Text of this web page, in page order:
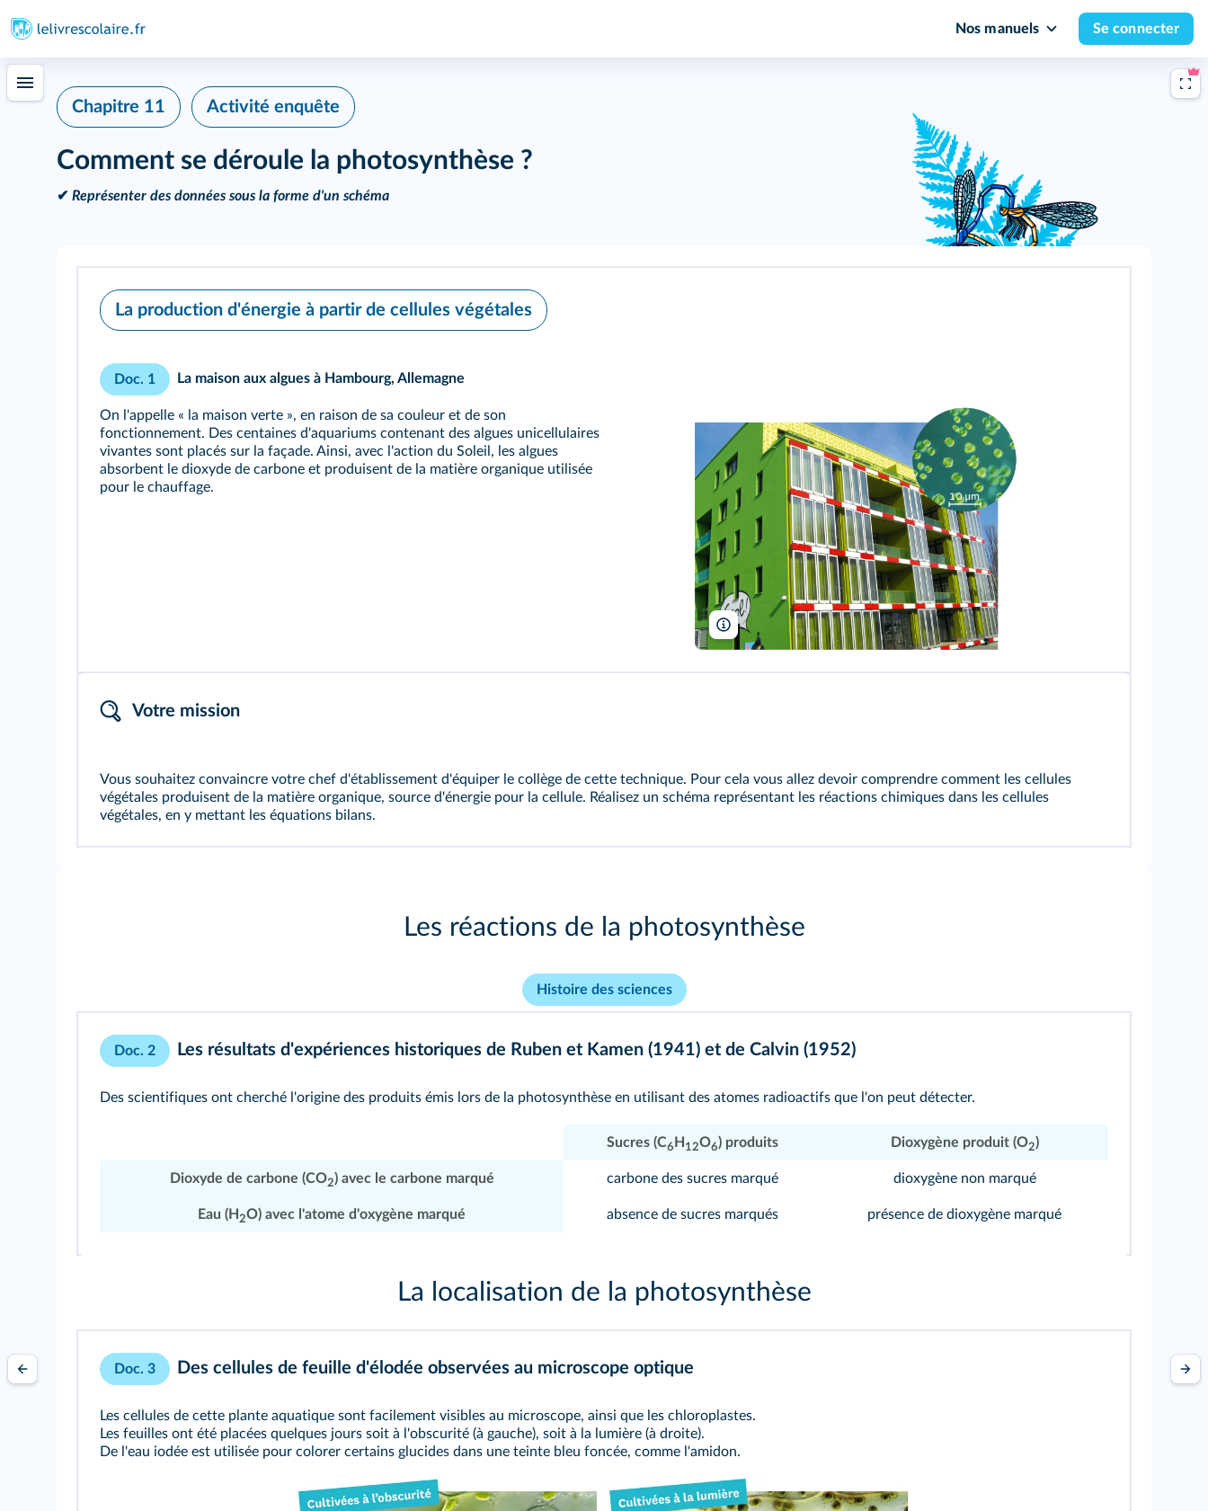
Nos manuels Se connecter
Chapitre 11 Activité enquête
Comment se déroule la photosynthèse ?
✔ Représenter des données sous la forme d'un schéma
La production d'énergie à partir de cellules végétales
Doc. 1 La maison aux algues à Hambourg, Allemagne
On l'appelle « la maison verte », en raison de sa couleur et de son
fonctionnement. Des centaines d'aquariums contenant des algues unicellulaires
vivantes sont placés sur la façade. Ainsi, avec l'action du Soleil, les algues
absorbent le dioxyde de carbone et produisent de la matière organique utilisée
pour le chauffage.
Gerhard kemme/Wikimedia ; Biosphoto/Sinclair Stammers/Science Photo Library
Votre mission
Vous souhaitez convaincre votre chef d'établissement d'équiper le collège de cette technique. Pour cela vous allez devoir comprendre comment les cellules
végétales produisent de la matière organique, source d'énergie pour la cellule. Réalisez un schéma représentant les réactions chimiques dans les cellules
végétales, en y mettant les équations bilans.
Les réactions de la photosynthèse
Histoire des sciences
Doc. 2 Les résultats d'expériences historiques de Ruben et Kamen (1941) et de Calvin (1952)
Des scientifiques ont cherché l'origine des produits émis lors de la photosynthèse en utilisant des atomes radioactifs que l'on peut détecter.
Sucres (C6 H 12O6) produits Dioxygène produit (O2)
Dioxyde de carbone (CO2) avec le carbone marqué carbone des sucres marqué dioxygène non marqué
Eau (H 2O) avec l'atome d'oxygène marqué absence de sucres marqués présence de dioxygène marqué
La localisation de la photosynthèse
Doc. 3 Des cellules de feuille d'élodée observées au microscope optique
Les cellules de cette plante aquatique sont facilement visibles au microscope, ainsi que les chloroplastes.
Les feuilles ont été placées quelques jours soit à l'obscurité (à gauche), soit à la lumière (à droite).
De l'eau iodée est utilisée pour colorer certains glucides dans une teinte bleu foncée, comme l'amidon.